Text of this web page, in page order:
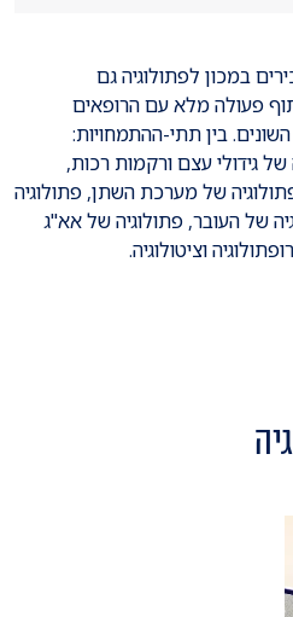
במכון לפתולוגיה גם
פעולה מלא עם הרופאים
בין תתי-ההתמחויות:
של גידולי עצם ורקמות רכות,
של מערכת השתן, פתולוגיה
של העובר, פתולוגיה של אא"ג
וציטולוגיה.